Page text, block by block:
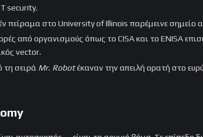
security.
πείραμα στο University of Illinois παρέμεινε
από οργανισμούς όπως το CISA και το ENISA
vector.
τη σειρά Mr. Robotέκαναν την απειλή ορατή στο